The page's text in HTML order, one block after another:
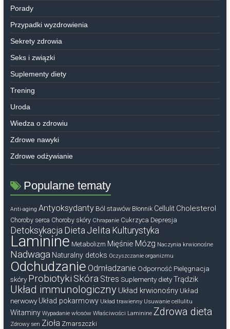
Porady
Przypadki wyzdrowienia
Sekrety zdrowia
Seks i związki
Suplementy diety
Trening
Uroda
Wiedza o zdrowiu
Zdrowe nawyki
Zdrowe odżywianie
Popularne tematy
Anti-aging Antyoksydanty Ból stawów Błonnik Cellulit Cholesterol
Choroby serca Choroby skóry Chrapanie Cukrzyca Depresja
Detoksykacja Dieta Jelita Kulturystyka
Laminine Metabolizm Mięśnie Mózg Naczynia krwionośne
Nadwaga Naturalny detoks Oczyszczanie organizmu
Odchudzanie Odmładzanie Odporność Pielęgnacja
skóry Probiotyki Skóra Stres Suplementy diety Trądzik
Układ immunologiczny Układ krwionośny Układ
nerwowy Układ pokarmowy Układ trawienny Usuwanie cellulitu
Witaminy Wypadanie włosów Właściwości Laminine Zdrowa dieta
Zdrowy sen Zioła Zmarszczki